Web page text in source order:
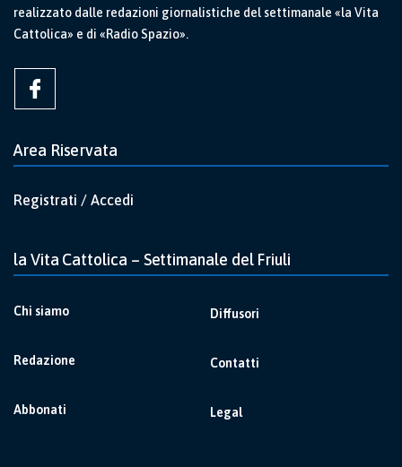
realizzato dalle redazioni giornalistiche del settimanale «la Vita
Cattolica» e di «Radio Spazio».
Area Riservata
Registrati / Accedi
la Vita Cattolica – Settimanale del Friuli
Chi siamo
Redazione
Abbonati
Diffusori
Contatti
Legal